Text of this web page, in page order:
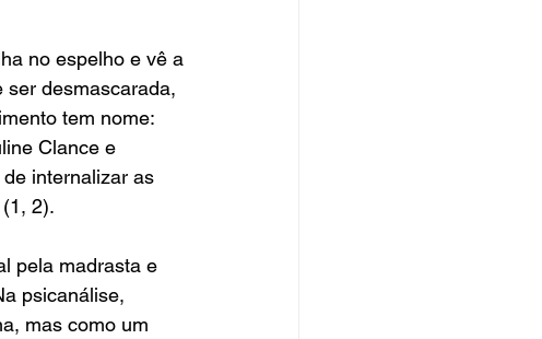
no espelho e vê a
ser desmascarada,
tem nome:
Clance e
internalizar as
2).
pela madrasta e
psicanálise,
mas como um